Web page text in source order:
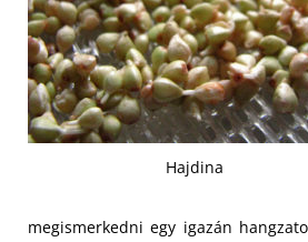
Hajdina
megismerkedni egy igazán